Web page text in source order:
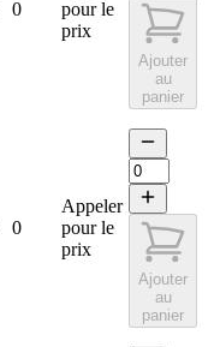
0
pour le
prix
Ajouter
au
panier
0
Appeler
pour le
prix
Ajouter
au
panier